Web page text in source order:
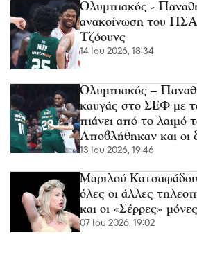
Ολυμπιακός -
ανακοίνωση του
Τζόουνς
14 Ιου 2026, 18:34
Ολυμπιακός –
καυγάς στο ΣΕΦ με
πιάνει από το λαιμό
Αποβλήθηκαν και οι
13 Ιου 2026, 19:46
Μαριλού
όλες οι άλλες
και οι «Σέρρες»
07 Ιου 2026, 19:02